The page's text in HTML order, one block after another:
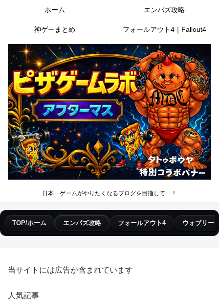
日本一ゲームがやりたくなるブログを目指して…！
ホーム エンパズ攻略
神ゲーまとめ フォールアウト4｜Fallout4
TOP/ホーム エンパズ攻略 フォールアウト4 ウォブリー
当サイトには広告が含まれています
人気記事